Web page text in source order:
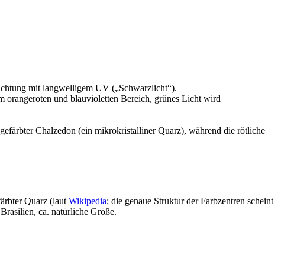
mit langwelligem UV („Schwarzlicht“).
orangeroten und blauvioletten Bereich, grünes Licht wird
Chalzedon (ein mikrokristalliner Quarz), während die rötliche
Quarz (laut Wikipedia; die genaue Struktur der Farbzentren scheint
ca. natürliche Größe.